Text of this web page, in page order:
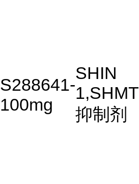
S288641-
100mg
SHIN
1,SHMT
抑制剂